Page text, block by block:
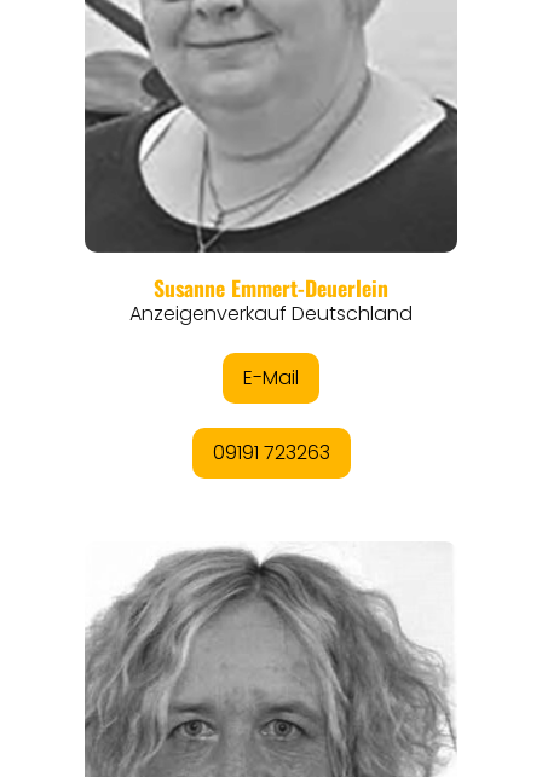
REGIONEN
ORTE
EVENTS
REISEFÜHRER
REISEMAGAZINE
THEMEN
ANGEBOTE